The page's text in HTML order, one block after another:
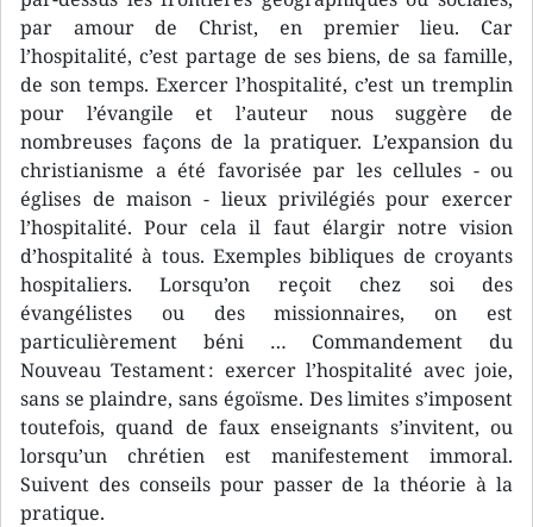
par amour de Christ, en premier lieu. Car
l’hospitalité, c’est partage de ses biens, de sa famille,
de son temps. Exercer l’hospitalité, c’est un tremplin
pour l’évangile et l’auteur nous suggère de
nombreuses façons de la pratiquer. L’expansion du
christianisme a été favorisée par les cellules - ou
églises de maison - lieux privilégiés pour exercer
l’hospitalité. Pour cela il faut élargir notre vision
d’hospitalité à tous. Exemples bibliques de croyants
hospitaliers. Lorsqu’on reçoit chez soi des
évangélistes ou des missionnaires, on est
particulièrement béni … Commandement du
Nouveau Testament : exercer l’hospitalité avec joie,
sans se plaindre, sans égoïsme. Des limites s’imposent
toutefois, quand de faux enseignants s’invitent, ou
lorsqu’un chrétien est manifestement immoral.
Suivent des conseils pour passer de la théorie à la
pratique.